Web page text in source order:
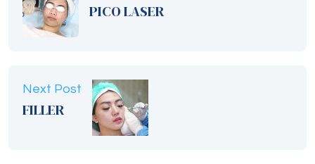
PICO LASER
Next Post
FILLER